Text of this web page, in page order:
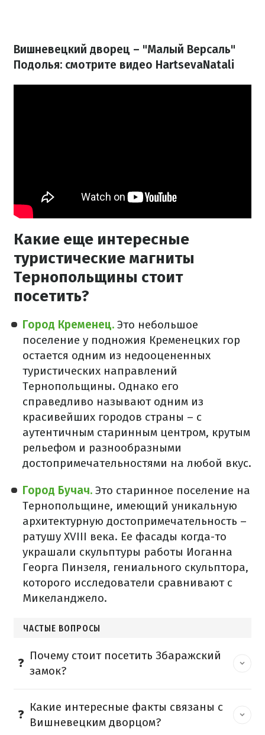
Вишневецкий дворец – "Малый Версаль"
Подолья: смотрите видео HartsevaNatali
Какие еще интересные
туристические магниты
Тернопольщины стоит
посетить?
Город Кременец. Это небольшое
поселение у подножия Кременецких гор
остается одним из недооцененных
туристических направлений
Тернопольщины. Однако его
справедливо называют одним из
красивейших городов страны – с
аутентичным старинным центром, крутым
рельефом и разнообразными
достопримечательностями на любой вкус.
Город Бучач. Это старинное поселение на
Тернопольщине, имеющий уникальную
архитектурную достопримечательность –
ратушу XVIII века. Ее фасады когда-то
украшали скульптуры работы Иоганна
Георга Пинзеля, гениального скульптора,
которого исследователи сравнивают с
Микеланджело.
ЧАСТЫЕ ВОПРОСЫ
Почему стоит посетить Збаражский
замок?
Какие интересные факты связаны с
Вишневецким дворцом?